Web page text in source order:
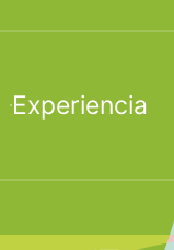
Experiencia